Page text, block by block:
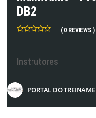
DB2
( 0 REVIEWS )
Instrutores
PORTAL DO